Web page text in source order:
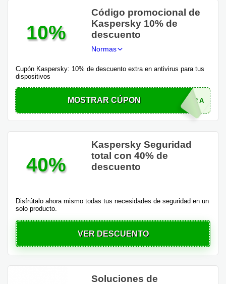
10%
Código promocional de
Kaspersky 10% de
descuento
Normas
Cupón Kaspersky: 10% de descuento extra en antivirus para tus
dispositivos
MOSTRAR CÚPONSAVINGSEXTRA
40%
Kaspersky Seguridad
total con 40% de
descuento
Disfrútalo ahora mismo todas tus necesidades de seguridad en un
solo producto.
VER DESCUENTO
Soluciones de